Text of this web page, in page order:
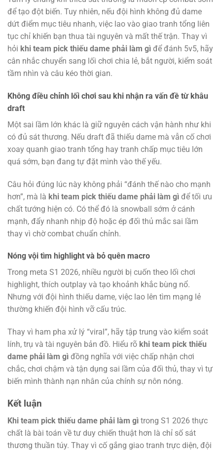
để tạo đột biến. Tuy nhiên, nếu đội hình không đủ dame
dứt điểm mục tiêu nhanh, việc lao vào giao tranh tổng liên
tục chỉ khiến bạn thua tài nguyên và mất thế trận. Thay vì
hỏi khi team pick thiếu dame phải làm gì để đánh 5v5, hãy
cân nhắc chuyển sang lối chơi chia lẻ, bắt người, kiểm soát
tầm nhìn và câu kéo thời gian.
Không điều chỉnh lối chơi sau khi nhận ra vấn đề từ khâu
draft
Một sai lầm lớn khác là giữ nguyên cách vận hành như khi
có đủ sát thương. Nếu draft đã thiếu dame mà vẫn cố chơi
xoay quanh giao tranh tổng hay tranh chấp mục tiêu lớn
quá sớm, bạn đang tự đặt mình vào thế yếu.
Câu hỏi đúng lúc này không phải “đánh thế nào cho mạnh
hơn”, mà là khi team pick thiếu dame phải làm gì để tối ưu
chất tướng hiện có. Có thể đó là snowball sớm ở cánh
mạnh, đẩy nhanh nhịp độ hoặc ép đối thủ mắc sai lầm
thay vì chờ combat chuẩn chỉnh.
Nóng vội tìm highlight và bỏ quên macro
Trong meta S1 2026, nhiều người bị cuốn theo lối chơi
highlight, thích outplay và tạo khoảnh khắc bùng nổ.
Nhưng với đội hình thiếu dame, việc lao lên tìm mạng lẻ
thường khiến đội hình vỡ cấu trúc.
Thay vì ham pha xử lý “viral”, hãy tập trung vào kiểm soát
lính, trụ và tài nguyên bản đồ. Hiểu rõ khi team pick thiếu
dame phải làm gì đồng nghĩa với việc chấp nhận chơi
chắc, chơi chậm và tận dụng sai lầm của đối thủ, thay vì tự
biến mình thành nạn nhân của chính sự nôn nóng.
Kết luận
Khi team pick thiếu dame phải làm gì trong S1 2026 thực
chất là bài toán về tư duy chiến thuật hơn là chỉ số sát
thương thuần túy. Thay vì cố gắng giao tranh trực diện, đội